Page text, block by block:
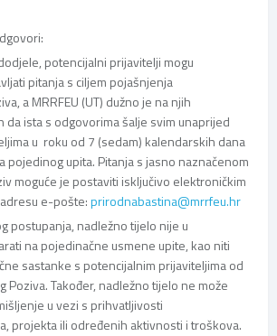
potencijalni prijavitelji mogu
pitanja s ciljem pojašnjenja
a MRRFEU (UT) dužno je na njih
da ista s odgovorima šalje svim unaprijed
u roku od 7 (sedam) kalendarskih dana
pojedinog upita. Pitanja s jasno naznačenom
moguće je postaviti isključivo elektroničkim
e-pošte:prirodnabastina@mrrfeu.hr
postupanja, nadležno tijelo nije u
na pojedinačne usmene upite, kao niti
sastanke s potencijalnim prijaviteljima od
Poziva. Također, nadležno tijelo ne može
u vezi s prihvatljivosti
projekta ili određenih aktivnosti i troškova.